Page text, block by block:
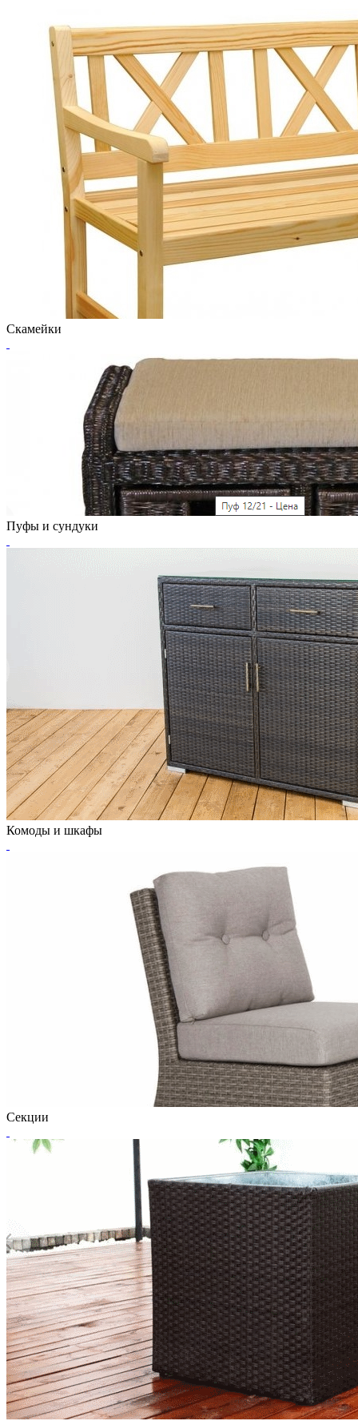
Скамейки
Пуфы и сундуки
Комоды и шкафы
Секции